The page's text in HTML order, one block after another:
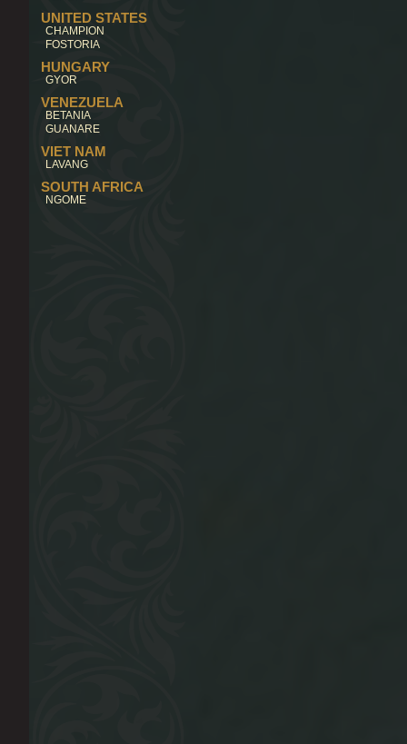
UNITED STATES
CHAMPION
FOSTORIA
HUNGARY
GYOR
VENEZUELA
BETANIA
GUANARE
VIET NAM
LAVANG
SOUTH AFRICA
NGOME